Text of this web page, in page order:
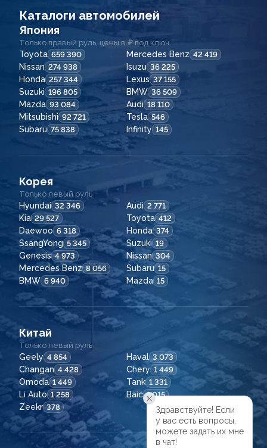
Каталоги автомобилей
Япония
Только правый руль, цены в ₽ под ключ.
Toyota 659 390 Mercedes Benz 42 419
Nissan 274 938 Isuzu 36 225
Honda 257 344 Lexus 37 155
Suzuki 196 805 BMW 36 509
Mazda 93 084 Audi 18 110
Mitsubishi 92 721 Tesla 546
Subaru 75 838 Infinity 145
Корея
Только левый руль
Hyundai 32 346 Audi 2 771
Kia 29 527 Toyota 412
Daewoo 6 318 Honda 374
SsangYong 5 345 Suzuki 19
Genesis 4 973 Nissan 304
Mercedes Benz 8 056 Subaru 15
BMW 6 940 Mazda 15
Китай
Только левый руль
Geely 4 854 Haval 3 073
Changan 4 428 Chery 1 449
Omoda 1 449 Tank 1 331
Li Auto 1 258 Baic 1 015
Zeekr 378
Здравствуйте! Если
у вас есть вопросы,
можете задать их мне
в чат!